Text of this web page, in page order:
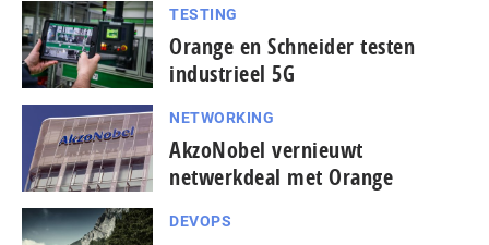
TESTING
Orange en Schneider testen
industrieel 5G
NETWORKING
AkzoNobel vernieuwt
netwerkdeal met Orange
DEVOPS